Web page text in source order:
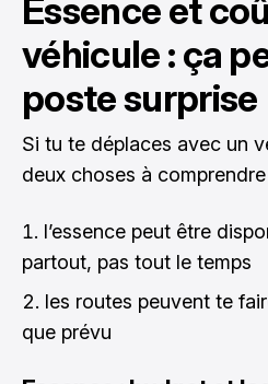
Essence et
véhicule : ça
poste surprise
Si tu te déplaces avec un
deux choses à comprendre
l’essence peut être
partout, pas tout le temps
les routes peuvent te
que prévu